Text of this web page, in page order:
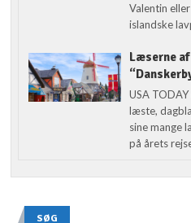
Valentin
islandske
Læserne af
USA
læste,
sine mange
på årets
SØG